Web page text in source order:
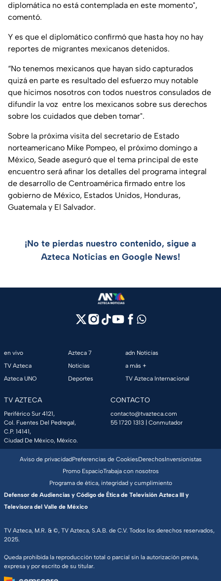
diplomática no está contemplada en este momento",
comentó.
Y es que el diplomático confirmó que hasta hoy no hay
reportes de migrantes mexicanos detenidos.
“No tenemos mexicanos que hayan sido capturados
quizá en parte es resultado del esfuerzo muy notable
que hicimos nosotros con todos nuestros consulados de
difundir la voz entre los mexicanos sobre sus derechos
sobre los cuidados que deben tomar".
Sobre la próxima visita del secretario de Estado
norteamericano Mike Pompeo, el próximo domingo a
México, Seade aseguró que el tema principal de este
encuentro será afinar los detalles del programa integral
de desarrollo de Centroamérica firmado entre los
gobierno de México, Estados Unidos, Honduras,
Guatemala y El Salvador.
¡No te pierdas nuestro contenido, sigue a
Azteca Noticias en Google News!
en vivo
TV Azteca
Azteca UNO
Azteca 7
Noticias
Deportes
adn Noticias
a más +
TV Azteca Internacional
TV AZTECA
Periférico Sur 4121,
Col. Fuentes Del Pedregal,
C.P. 14141,
Ciudad De México, México.
CONTACTO
contacto@tvazteca.com
55 1720 1313 | Conmutador
TV Azteca, M.R. & ©, TV Azteca, S.A.B. de C.V. Todos los derechos reservados,
2025.
Queda prohibida la reproducción total o parcial sin la autorización previa,
expresa y por escrito de su titular.
Aviso de privacidadPreferencias de CookiesDerechosInversionistas
Promo EspacioTrabaja con nosotros
Programa de ética, integridad y cumplimiento
Defensor de Audiencias y Código de Ética de Televisión Azteca III y
Televisora del Valle de México